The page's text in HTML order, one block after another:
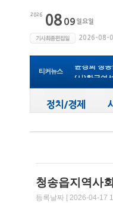
티커뉴스
청송군보건
청송군, ‘지
(사)한국여
청송군보건
청송군, 대
청송읍지역사
등록날짜 [ 2026-04-17